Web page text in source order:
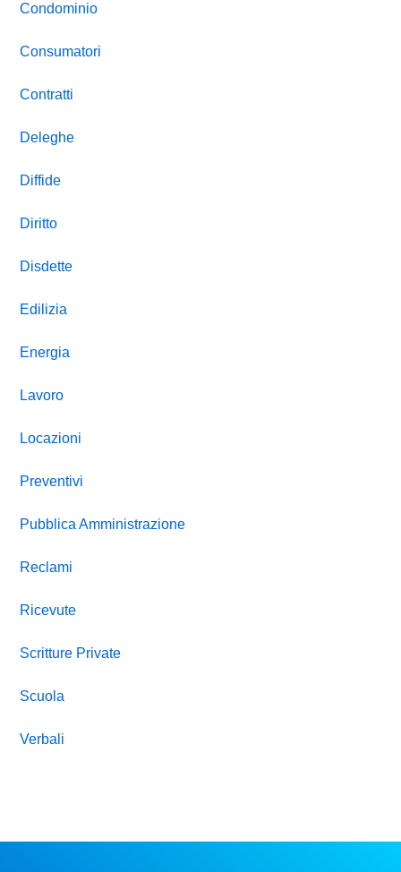
Condominio
Consumatori
Contratti
Deleghe
Diffide
Diritto
Disdette
Edilizia
Energia
Lavoro
Locazioni
Preventivi
Pubblica Amministrazione
Reclami
Ricevute
Scritture Private
Scuola
Verbali